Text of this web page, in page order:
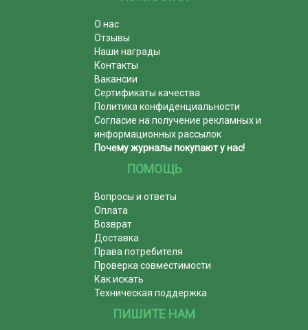
О нас
Отзывы
Наши награды
Контакты
Вакансии
Сертификаты качества
Политика конфиденциальности
Согласие на получение рекламных и
информационных рассылок
Почему журналы покупают у нас!
ПОМОЩЬ
Вопросы и ответы
Оплата
Возврат
Доставка
Права потребителя
Проверка совместимости
Как искать
Техническая поддержка
ПИШИТЕ НАМ